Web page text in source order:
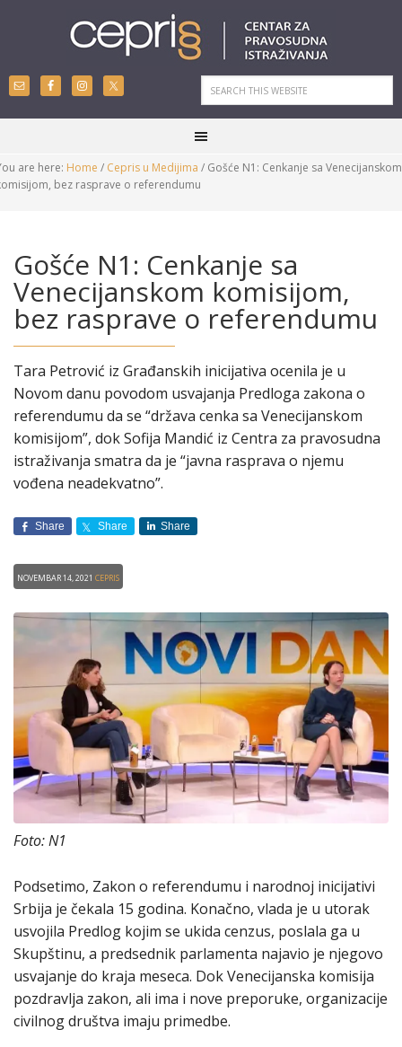
are here: Home / Cepris u Medijima / Gošće N1: Cenkanje sa Venecijanskom
bez rasprave o referendumu
Gošće N1: Cenkanje sa
Venecijanskom komisijom,
bez rasprave o referendumu
Tara Petrović iz Građanskih inicijativa ocenila je u
Novom danu povodom usvajanja Predloga zakona o
referendumu da se “država cenka sa Venecijanskom
komisijom”, dok Sofija Mandić iz Centra za pravosudna
istraživanja smatra da je “javna rasprava o njemu
vođena neadekvatno”.
Share Share Share
Novembar 14, 2021 CEPRIS
Foto: N1
Podsetimo, Zakon o referendumu i narodnoj inicijativi
Srbija je čekala 15 godina. Konačno, vlada je u utorak
usvojila Predlog kojim se ukida cenzus, poslala ga u
Skupštinu, a predsednik parlamenta najavio je njegovo
usvajanje do kraja meseca. Dok Venecijanska komisija
pozdravlja zakon, ali ima i nove preporuke, organizacije
civilnog društva imaju primedbe.